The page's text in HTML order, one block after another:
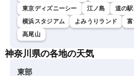
東京ディズニーシー
江ノ島
道の
横浜スタジアム
よみうりランド
高尾山
神奈川県の各地の天気
東部